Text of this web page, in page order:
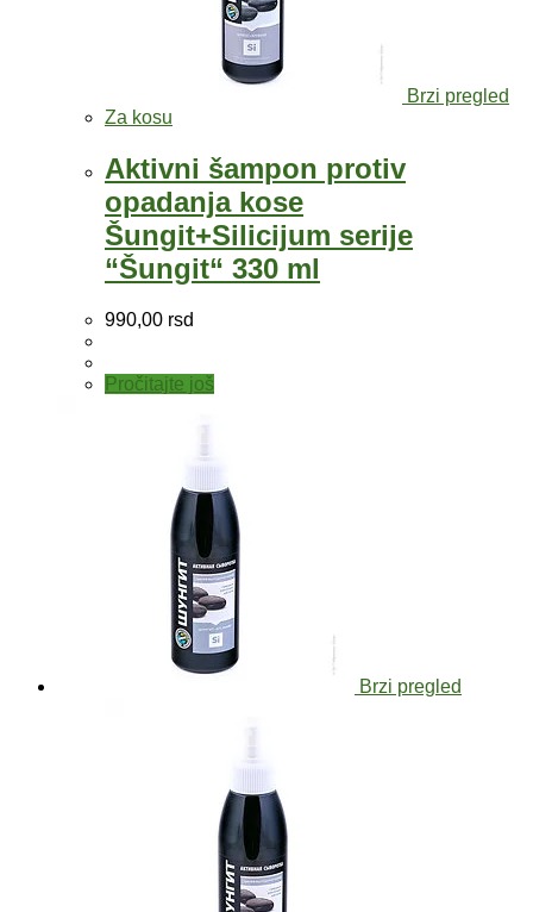
Brzi pregled
Za kosu
Aktivni šampon protiv
opadanja kose
Šungit+Silicijum serije
“Šungit“ 330 ml
990,00 rsd
Pročitajte još
Brzi pregled